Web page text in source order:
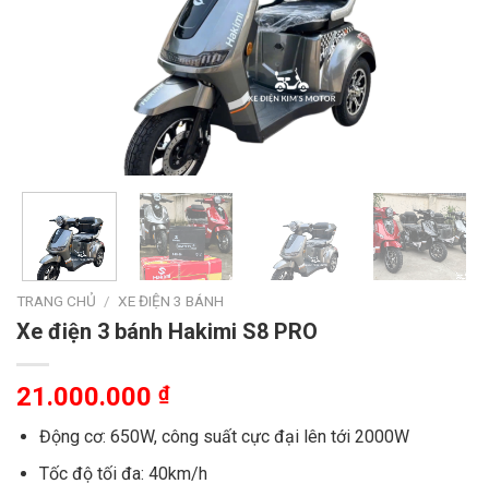
TRANG CHỦ / XE ĐIỆN 3 BÁNH
Xe điện 3 bánh Hakimi S8 PRO
21.000.000 ₫
Động cơ: 650W, công suất cực đại lên tới 2000W
Tốc độ tối đa: 40km/h